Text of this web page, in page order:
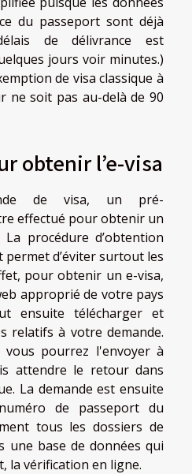
du passeport sont déjà
de délivrance est
jours voir minutes.)
de visa classique à
ne soit pas au-delà de 90
obtenir l’e-visa
de visa, un pré-
effectué pour obtenir un
procédure d’obtention
permet d’éviter surtout les
pour obtenir un e-visa,
approprié de votre pays
ensuite télécharger et
relatifs à votre demande.
vous pourrez l'envoyer à
attendre le retour dans
La demande est ensuite
de passeport du
tous les dossiers de
une base de données qui
la vérification en ligne.